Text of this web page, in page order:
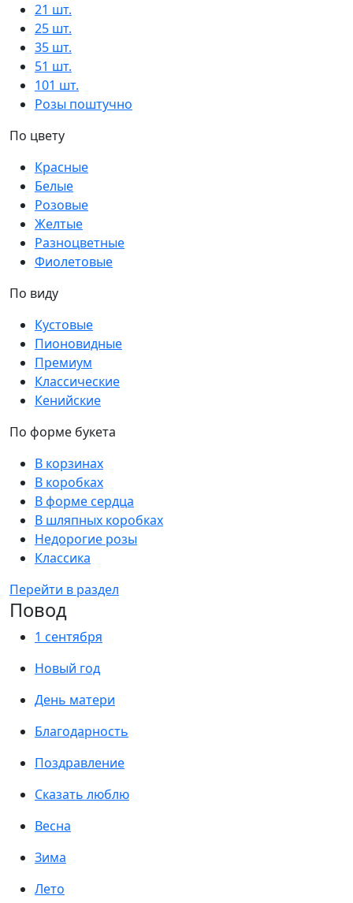
21 шт.
25 шт.
35 шт.
51 шт.
101 шт.
Розы поштучно
По цвету
Красные
Белые
Розовые
Желтые
Разноцветные
Фиолетовые
По виду
Кустовые
Пионовидные
Премиум
Классические
Кенийские
По форме букета
В корзинах
В коробках
В форме сердца
В шляпных коробках
Недорогие розы
Классика
Перейти в раздел
Повод
1 сентября
Новый год
День матери
Благодарность
Поздравление
Сказать люблю
Весна
Зима
Лето